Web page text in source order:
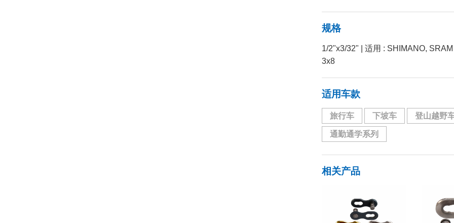
规格
1/2"x3/32" | 适用 : SHIMANO,
3x8
适用车款
旅行车 下坡车 登山越野
通勤通学系列
相关产品